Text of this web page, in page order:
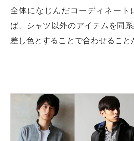
全体になじんだコーディネート
ば、シャツ以外のアイテムを同
差し色とすることで合わせること